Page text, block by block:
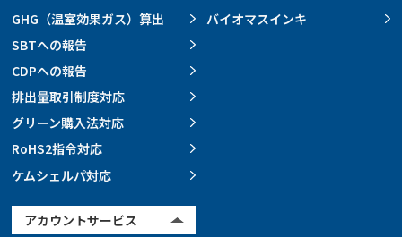
GHG（温室効果ガス）算出
SBTへの報告
CDPへの報告
排出量取引制度対応
グリーン購入法対応
RoHS2指令対応
ケムシェルパ対応
バイオマスインキ
アカウントサービス